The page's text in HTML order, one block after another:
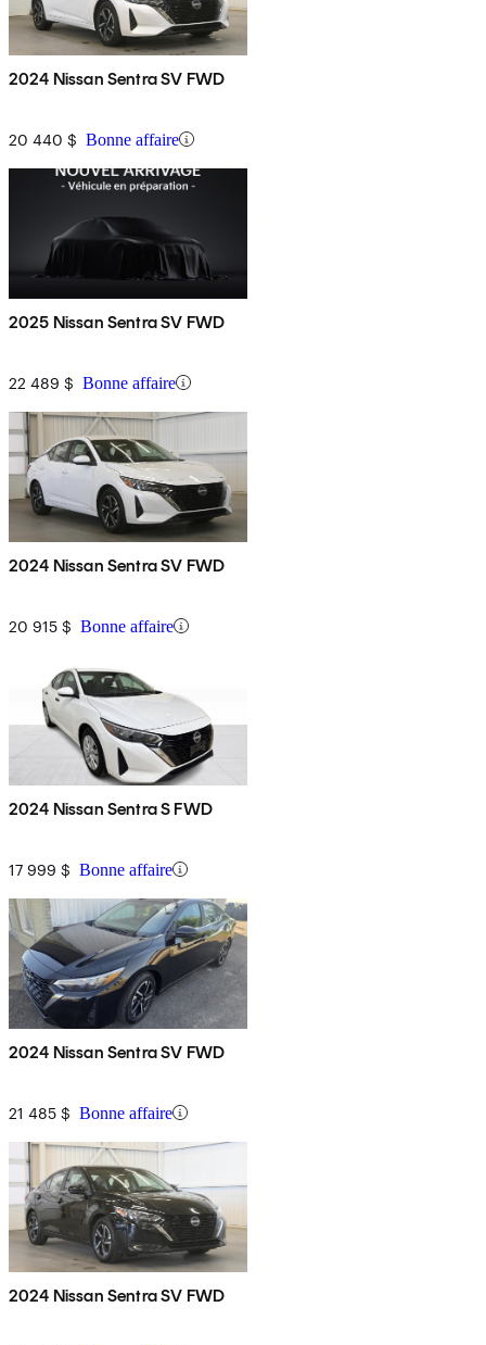
2024 Nissan Sentra SV FWD
20 440 $ Bonne affaire
2025 Nissan Sentra SV FWD
22 489 $ Bonne affaire
2024 Nissan Sentra SV FWD
20 915 $ Bonne affaire
2024 Nissan Sentra S FWD
17 999 $ Bonne affaire
2024 Nissan Sentra SV FWD
21 485 $ Bonne affaire
2024 Nissan Sentra SV FWD